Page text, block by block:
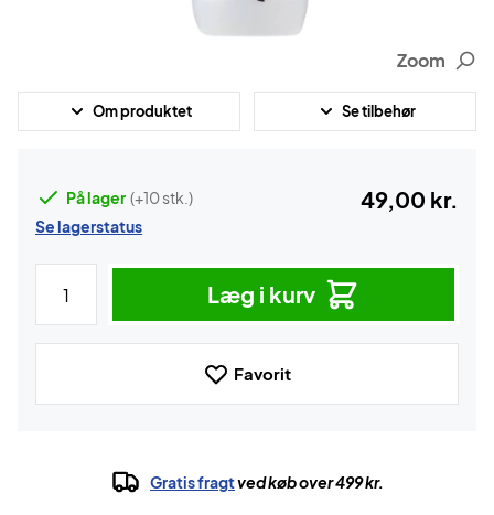
Zoom
Om produktet Se tilbehør
På lager (+10 stk.)
Se lagerstatus
49,00 kr.
Læg i kurv
Favorit
Gratis fragtved køb over 499 kr.